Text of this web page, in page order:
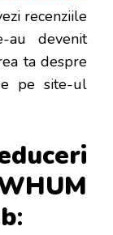
recenziile
au devenit
ta despre
pe site-ul
: